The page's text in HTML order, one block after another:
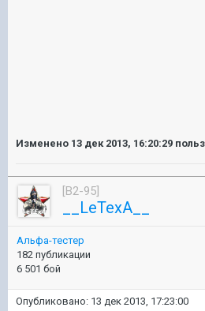
Изменено 13 дек 2013, 16:20:29
[B2-95]
__LeTexA__
Альфа-тестер
182 публикации
6 501 бой
Опубликовано: 13 дек 2013, 17:23:00